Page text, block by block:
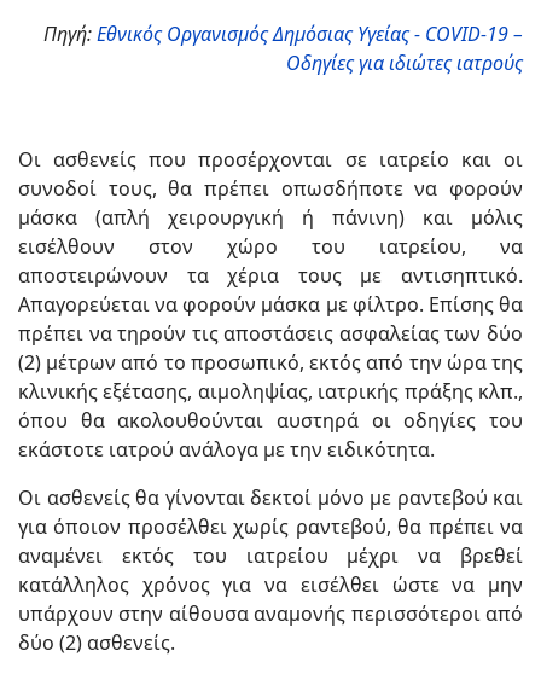
Πηγή:Εθνικός Οργανισμός Δημόσιας Υγείας - COVID-19 –
Οδηγίες για ιδιώτες ιατρούς
Οι ασθενείς που προσέρχονται σε ιατρείο και οι
συνοδοί τους, θα πρέπει οπωσδήποτε να φορούν
μάσκα (απλή χειρουργική ή πάνινη) και μόλις
εισέλθουν στον χώρο του ιατρείου, να
αποστειρώνουν τα χέρια τους με αντισηπτικό.
Απαγορεύεται να φορούν μάσκα με φίλτρο. Επίσης θα
πρέπει να τηρούν τις αποστάσεις ασφαλείας των δύο
(2) μέτρων από το προσωπικό, εκτός από την ώρα της
κλινικής εξέτασης, αιμοληψίας, ιατρικής πράξης κλπ.,
όπου θα ακολουθούνται αυστηρά οι οδηγίες του
εκάστοτε ιατρού ανάλογα με την ειδικότητα.
Οι ασθενείς θα γίνονται δεκτοί μόνο με ραντεβού και
για όποιον προσέλθει χωρίς ραντεβού, θα πρέπει να
αναμένει εκτός του ιατρείου μέχρι να βρεθεί
κατάλληλος χρόνος για να εισέλθει ώστε να μην
υπάρχουν στην αίθουσα αναμονής περισσότεροι από
δύο (2) ασθενείς.